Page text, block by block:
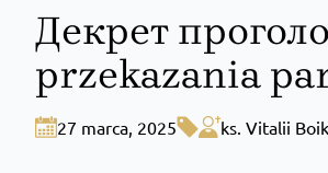
Декрет
przekazania
27 marca, 2025 ks. Vitalii